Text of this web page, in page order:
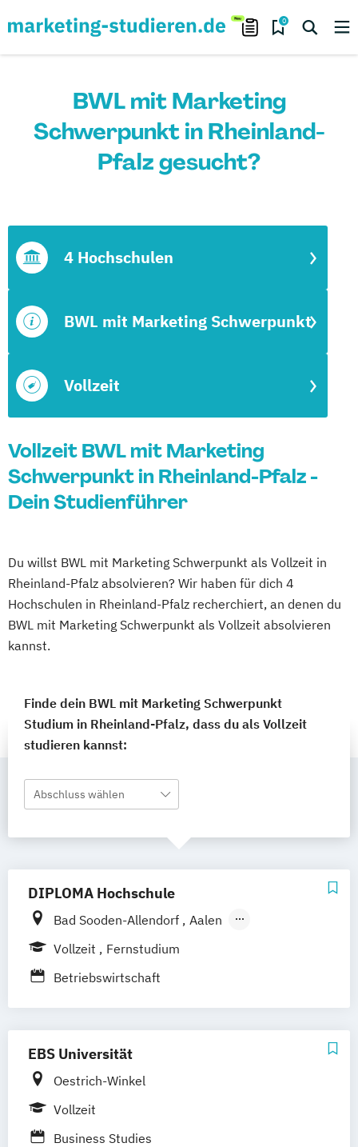
0
BWL mit Marketing
Schwerpunkt in Rheinland-
Pfalz gesucht?
Vollzeit
BWL mit Marketing Schwerpunkt
4 Hochschulen
Vollzeit BWL mit Marketing
Schwerpunkt in Rheinland-Pfalz -
Dein Studienführer
Du willst BWL mit Marketing Schwerpunkt als Vollzeit in
Rheinland-Pfalz absolvieren? Wir haben für dich 4
Hochschulen in Rheinland-Pfalz recherchiert, an denen du
BWL mit Marketing Schwerpunkt als Vollzeit absolvieren
kannst.
Finde dein BWL mit Marketing Schwerpunkt
Studium in Rheinland-Pfalz, dass du als Vollzeit
studieren kannst:
Abschluss wählen
DIPLOMA Hochschule
Bad Sooden-Allendorf
Aalen
Baden-Baden
Berlin
Heilbronn
Kassel
München Bochum Kaiserslautern
Wiesbaden Regenstauf Dresden
Hoyerswerda
Schwentinental / Kiel
Vollzeit
Fernstudium
Betriebswirtschaft
EBS Universität
Oestrich-Winkel
Vollzeit
Business Studies